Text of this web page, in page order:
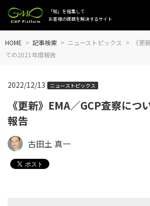
「知」を結集して
お客様の課題を解決するサイト
HOME 記事検索 ニューストピックス
《更
ての2021年度報告
《更新》EMA／GCP査察につ
報告
2022/12/13 ニューストピックス
古田土 真一